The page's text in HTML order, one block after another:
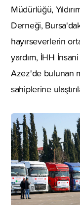
Müdürlüğü,
Derneği,
hayırseverlerin
yardım, İHH
Azez'de bulunan
sahiplerine